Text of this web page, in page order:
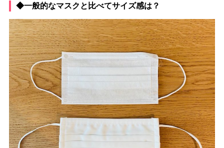
◆一般的なマスクと比べてサイズ感は？